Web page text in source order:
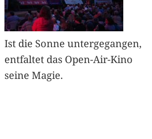
Ist die Sonne untergegangen,
entfaltet das Open-Air-Kino
seine Magie.